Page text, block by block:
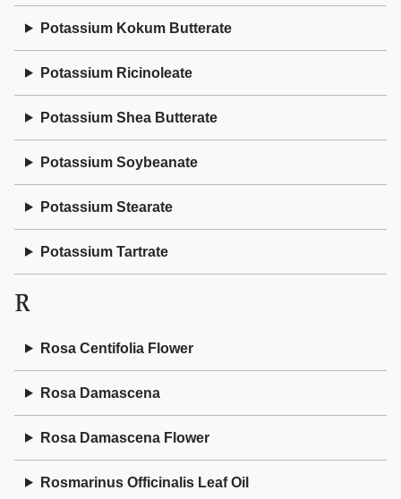
Potassium Kokum Butterate
Potassium Ricinoleate
Potassium Shea Butterate
Potassium Soybeanate
Potassium Stearate
Potassium Tartrate
R
Rosa Centifolia Flower
Rosa Damascena
Rosa Damascena Flower
Rosmarinus Officinalis Leaf Oil